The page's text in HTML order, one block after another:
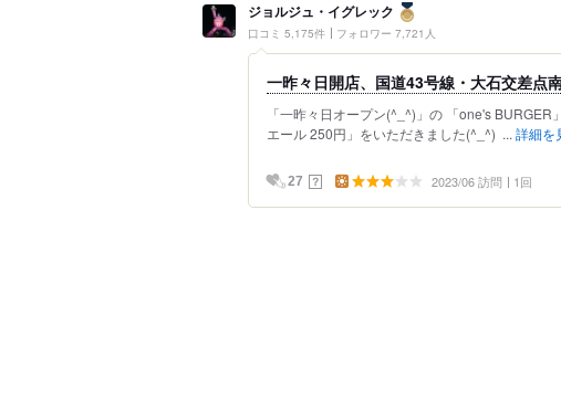
ジョルジュ・イグレック
口コミ 5,175件 フォロワー 7,721人
一昨々日開店、国道43号線・大石交差点
「一昨々日オープン(^_^)」の 「one's
エール 250円」をいただきました(^_^) ... 詳細を
27 ？ 2023/06 訪問 1回